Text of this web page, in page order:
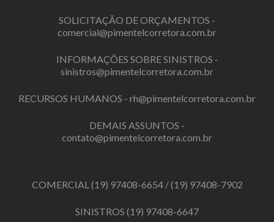
SOLICITAÇÃO DE ORÇAMENTOS -
comercial@pimentelcorretora.com.br
INFORMAÇÕES SOBRE SINISTROS -
sinistros@pimentelcorretora.com.br
RECURSOS HUMANOS - rh@pimentelcorretora.com.br
DEMAIS ASSUNTOS -
contato@pimentelcorretora.com.br
COMERCIAL(19) 97408-6654/(19) 97408-7902
SINISTROS (19) 97408-6647